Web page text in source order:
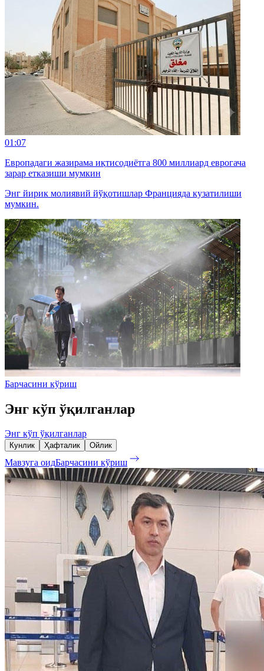
01:07
Европадаги жазирама иқтисодиётга 800 миллиард еврогача
зарар етказиши мумкин
Энг йирик молиявий йўқотишлар Францияда кузатилиши
мумкин.
Барчасини кўриш
Энг кўп ўқилганлар
Энг кўп ўқилганлар
Кунлик Ҳафталик Ойлик
Мавзуга оидБарчасини кўриш